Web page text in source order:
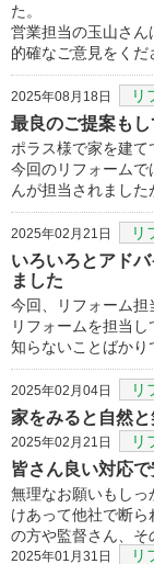
た。
営業担当の玉山さん
的確なご意見をくだ
2025年08月18日 リ
最良のご提案も
ポラス様で家を建て
今回のリフォームで
んが担当されまし
2025年02月21日 リ
いろいろとアド
ました
今回、リフォーム
リフォームを担当
知らないことばかり
2025年02月04日 リ
家をみると自然
2025年02月21日 リ
皆さん良い対応
無理なお願いもし
けあって他社で断
の方や監督さん、そ
2025年01月31日 リ